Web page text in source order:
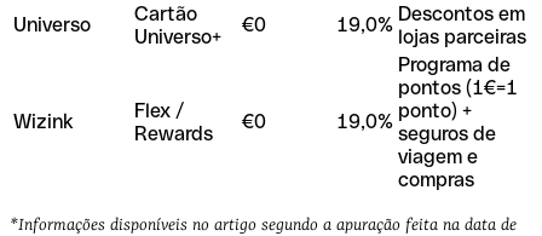
Universo
Cartão
Universo+
€0 19,0% Descontos em
lojas parceiras
Wizink
Flex /
Rewards
€0 19,0%
Programa de
pontos (1€=1
ponto) +
seguros de
viagem e
compras
*Informações disponíveis no artigo segundo a apuração feita na data de